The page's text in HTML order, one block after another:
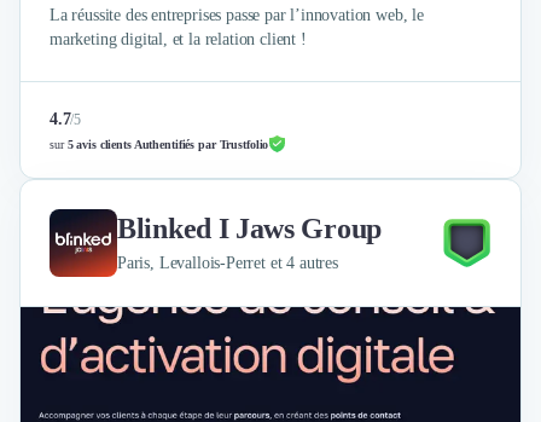
La réussite des entreprises passe par l’innovation web, le
marketing digital, et la relation client !
4.7/5
sur5 avis clients Authentifiés par Trustfolio
Blinked I Jaws Group
Paris, Levallois-Perret et 4 autres